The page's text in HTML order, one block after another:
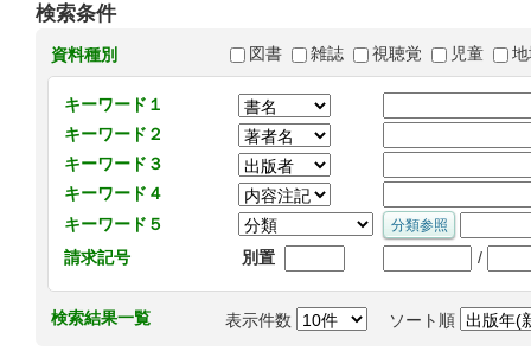
検索条件
資料種別 図書 雑誌 視聴覚 児童
キーワード１
キーワード２
キーワード３
キーワード４
キーワード５
請求記号
別置 /
検索結果一覧 表示件数 ソート順